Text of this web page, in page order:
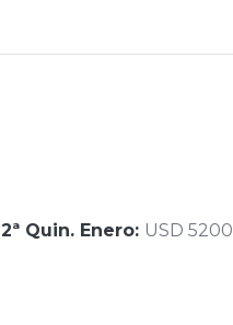
2ª Quin. Enero: USD 5200